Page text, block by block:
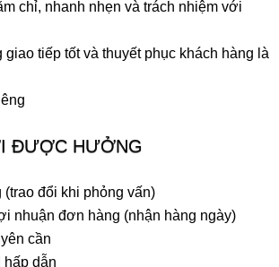
chỉ, nhanh nhẹn và trách nhiệm với
giao tiếp tốt và thuyết phục khách hàng là
ĐƯỢC HƯỞNG
đổi khi phỏng vấn)
nhuận đơn hàng (nhận hàng ngày)
cần
dẫn